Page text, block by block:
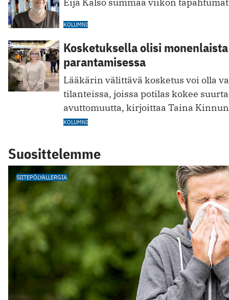
KOLUMNI
Kosketuksella olisi
parantamisessa
Lääkärin välittävä kosketus voi olla
tilanteissa, joissa potilas kokee
avuttomuutta, kirjoittaa Taina
KOLUMNI
Suosittelemme
SIITEPÖLYALLERGIA